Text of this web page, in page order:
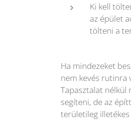
Ki kell
az épület
tölteni a
Ha mindezeket
nem kevés rutinra
Tapasztalat nélkül
segíteni, de az
területileg illetékes